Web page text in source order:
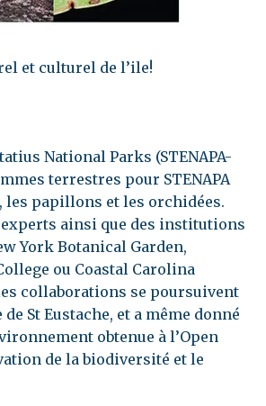
et culturel de l’ile!
National Parks (STENAPA-
terrestres pour STENAPA
les papillons et les orchidées.
ainsi que des institutions
York Botanical Garden,
ou Coastal Carolina
collaborations se poursuivent
St Eustache, et a même donné
obtenue à l’Open
de la biodiversité et le